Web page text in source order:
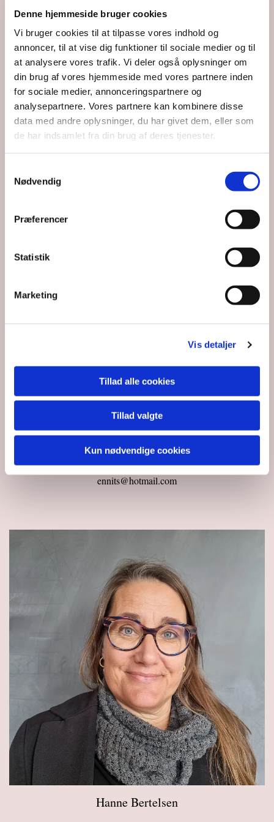
Denne hjemmeside bruger cookies
Vi bruger cookies til at tilpasse vores indhold og
annoncer, til at vise dig funktioner til sociale medier og til
at analysere vores trafik. Vi deler også oplysninger om
din brug af vores hjemmeside med vores partnere inden
for sociale medier, annonceringspartnere og
analysepartnere. Vores partnere kan kombinere disse
data med andre oplysninger, du har givet dem, eller som
de har indsamlet fra din brug af deres tjenester.
Nødvendig
Præferencer
Statistik
Marketing
Vis detaljer
Tillad alle cookies
Tillad valgte
Kun nødvendige cookies
Tony Nguyen
Organist
40 76 23 92
pianist@tonynguyen.dk
Stinne Henriksen
Kirkesanger
28 76 18 71
ennits@hotmail.com
Hanne Bertelsen